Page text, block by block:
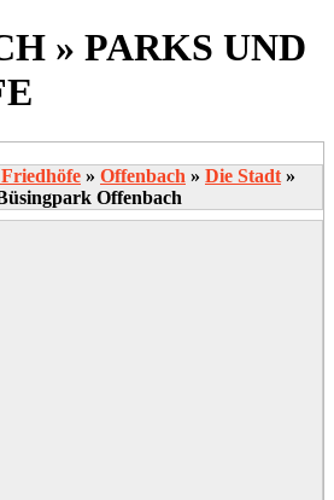
» PARKS UND
» Offenbach » Die Stadt »
Offenbach